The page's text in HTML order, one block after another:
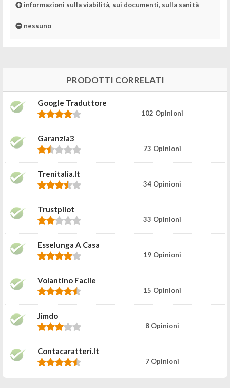
informazioni sulla viabilità, sui documenti, sulla sanità
nessuno
PRODOTTI CORRELATI
Google Traduttore
102 Opinioni
Garanzia3
73 Opinioni
Trenitalia.it
34 Opinioni
Trustpilot
33 Opinioni
Esselunga A Casa
19 Opinioni
Volantino Facile
15 Opinioni
Jimdo
8 Opinioni
Contacaratteri.it
7 Opinioni